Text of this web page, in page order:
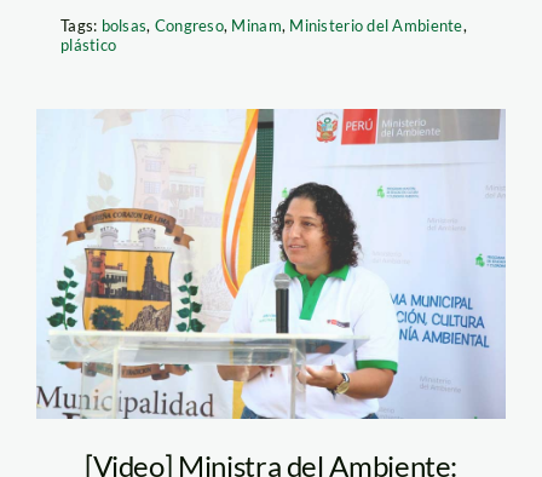
Tags: bolsas, Congreso, Minam, Ministerio del Ambiente,
plástico
fabiola-munoz—
ministra-del-ambiente
—mianm—andina
[Video] Ministra del Ambiente: